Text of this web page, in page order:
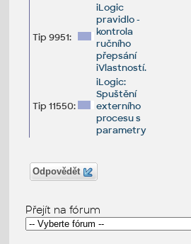
Tip 9951:
iLogic
pravidlo -
kontrola
ručního
přepsání
iVlastností.
Tip 11550:
iLogic:
Spuštění
externího
procesu s
parametry
Odpovědět
Přejít na fórum